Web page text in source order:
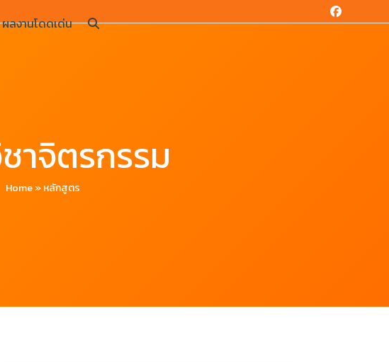
Facebook
ผลงานโดดเด่น
าจิตรกรรม
Home»หลักสูตร